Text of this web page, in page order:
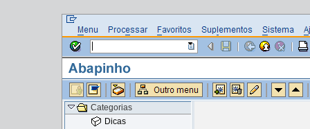
Categorias
Dicas